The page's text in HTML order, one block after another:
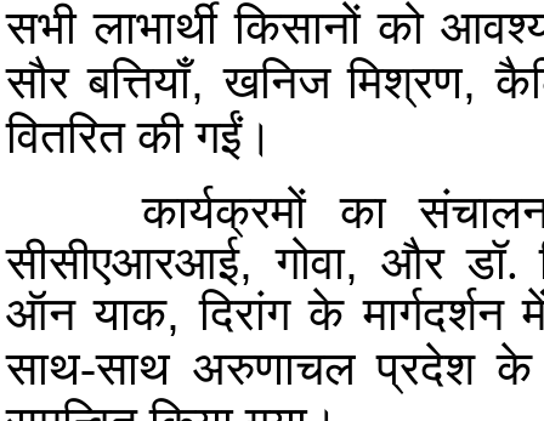
सभी लाभार्थी किसानों को
सौर बत्तियाँ,खनिज मिश्रण,
वितरित की गईं।
कार्यक्रमों का
सीसीएआरआई,गोवा, और डॉ.
ऑन याक,दिरांग के
साथ-साथ अरुणाचल प्रदेश के